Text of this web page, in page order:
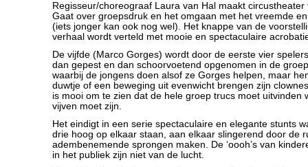
Regisseur/choreograaf Laura van Hal maakt
Gaat over groepsdruk en het omgaan met het vreemde
(iets jonger kan ook nog wel). Het knappe van de
verhaal wordt verteld met mooie en spectaculaire
De vijfde (Marco Gorges) wordt door de eerste vier
dan gepest en dan schoorvoetend opgenomen in de
waarbij de jongens doen alsof ze Gorges helpen, maar
duwtje of een beweging uit evenwicht brengen zijn
is mooi om te zien dat de hele groep trucs moet uitvinden
vijven moet zijn.
Het eindigt in een serie spectaculaire en elegante stunts
drie hoog op elkaar staan, aan elkaar slingerend door de
adembenemende sprongen maken. De ‘oooh’s van
in het publiek zijn niet van de lucht.